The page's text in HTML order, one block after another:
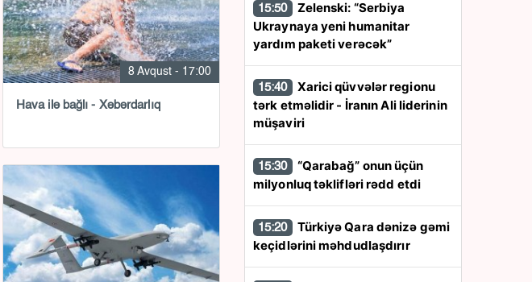
8 Avqust - 17:00
Hava ilə bağlı - Xəbərdarlıq
15:50
Ukraynaya yeni humanitar
yardım paketi verəcək”
15:40
tərk etməlidir - İranın Ali liderinin
müşaviri
15:30
milyonluq təklifləri rədd etdi
15:20
keçidlərini məhdudlaşdırır